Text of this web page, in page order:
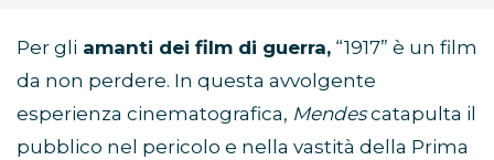
Per gli amanti dei film di guerra, “1917” è un film
da non perdere. In questa avvolgente
esperienza cinematografica, Mendescatapulta il
pubblico nel pericolo e nella vastità della Prima